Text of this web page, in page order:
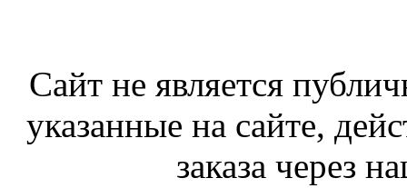
Сайт не является
указанные на сайте,
заказа через